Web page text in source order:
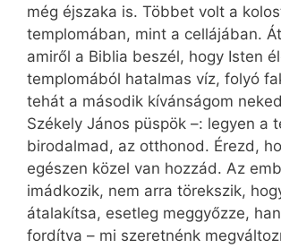
még éjszaka is. Többet volt a
templomában, mint a cellájában.
amiről a Biblia beszél, hogy Isten
templomából hatalmas víz, folyó
tehát a második kívánságom
Székely János püspök –: legyen a
birodalmad, az otthonod. Érezd,
egészen közel van hozzád. Az
imádkozik, nem arra törekszik,
átalakítsa, esetleg meggyőzze,
fordítva – mi szeretnénk